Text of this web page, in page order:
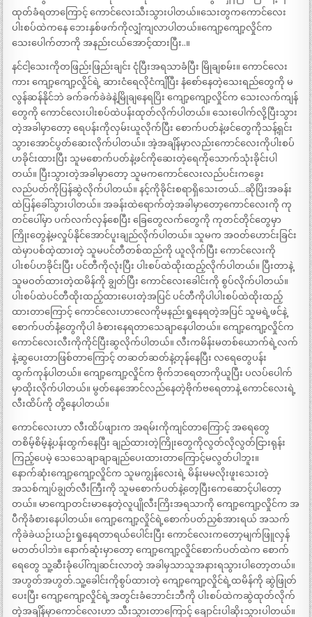
ထုတ်ခံရတာကြောင့် ကောင်လေးသီးသွားပါတယ်။သေးတွကကောင်လေး
ပါးစပ်ထဲကနေ ဘေးနှစ်ဖက်ကိုလျှံကျလာပါတယ်။ကျော့ကျော့လှိုင်က
သေးပေါက်တာကို အနည်းငယ်အောင့်ထားပြီး..။
နင်ငါ့သေးကိုတဖြည်းဖြည်းချင်း ငုံပြီးအရသာခံပြီး မြိုချစမ်း။ ကောင်လေး
ကား ကျော့ကျော့လှိုင်ရဲ့ ဆားငံရေလိုငံကျိပြီး နံစော်နေတဲ့သေးရည်တွေကို မ
လွန်ဆန်နိုင်ဘဲ ခက်ခက်ခဲခဲနဲ့မြိုချနေရပြိး ကျော့ကျော့လှိုင်က သေးလက်ကျန်
တွေကို ကောင်လေးပါးစပ်ထဲပန်းထုတ်လိုက်ပါတယ်။ သေးပေါက်လို့ပြီးသွား
တဲ့အခါမှာတော့ ရေပန်းကိုလှမ်းယူလိုက်ပြီး စောက်ပတ်နဲ့ဖင်တွေကိုသန့်ရှင်း
သွားအောင်ပွတ်ဆေးလိုက်ပါတယ်။ အဲ့အချိန်မှာလည်းကောင်လေးကိုပါးစပ်
ဟခိုင်းထားပြီး သူမစောက်ပတ်နဲ့ဖင်ကိုဆေးတဲ့ရေကိုသောက်သုံးခိုင်းပါ
တယ်။ ပြီးသွားတဲ့အခါမှာတော့ သူမကကောင်လေးလည်ပင်းကခွေး
လည်ပတ်ကိုပြန်ဆွဲလိုက်ပါတယ်။ နင့်ကိုခိုင်းစရာရှိသေးတယ်…ဆိုပြိးအခန်း
ထဲပြန်ခေါ်သွားပါတယ်။ အခန်းထဲရောက်တဲ့အခါမှာတော့ကောင်လေးကို ကု
တင်ပေါ်မှာ ပက်လက်လှန်စေပြီး ခြေတွေလက်တွေကို ကုတင်တိုင်တွေမှာ
ကြိုးတွေနဲ့မလှုပ်နိုင်အောင်ပူးချည်လိုက်ပါတယ်။ သူမက အဝတ်ဟောင်းခြင်း
ထဲမှာပစ်ထဲ့ထားတဲ့ သူမပင်တီတစ်ထည်ကို ယူလိုက်ပြီး ကောင်လေးကို
ပါးစပ်ဟခိုင်းပြီး ပင်တီကိုလုံးပြီး ပါးစပ်ထဲထိုးထည့်လိုက်ပါတယ်။ ပြီးတာနဲ့
သူမဝတ်ထားတဲ့ထမိန်ကို ချွတ်ပြီး ကောင်လေးခေါင်းကို စွပ်လိုက်ပါတယ်။
ပါးစပ်ထဲပင်တီထိုးထည့်ထားပေးတဲ့အပြင် ပင်တီကိုပါပါးစပ်ထဲထိုးထည့်
ထားတာကြောင့် ကောင်လေးဟာလေကိုမနည်းရှုနေရတဲ့အပြင် သူမရဲ့ဖင်နဲ့
စောက်ပတ်နံ့တွေကိုပါ ခံစားနေရတာသေချာနေပါတယ်။ ကျော့ကျော့လှိုင်က
ကောင်လေးလီးကိုကိုင်ပြီးဆွလိုက်ပါတယ်။ လီးကမိန်းမတစ်ယောက်ရဲ့လက်
နဲ့ဆွပေးတာဖြစ်တာကြောင့် တဆတ်ဆတ်နဲ့တုန်နေပြီး လရေတွေပန်း
ထွက်ကုန်ပါတယ်။ ကျော့ကျော့လှိုင်က ဗိုက်ဘရေတာကိုယူပြီး ပလပ်ပေါက်
မှာထိုးလိုက်ပါတယ်။ မွတ်နေအောင်လည်နေတဲ့ဗိုက်ဗရေတာနဲ့ ကောင်လေးရဲ့
လီးထိပ်ကို တို့နေပါတယ်။
ကောင်လေးဟာ လီးထိပ်ဖျားက အရမ်းကိုကျင်တာကြောင့် အရေတွေ
တစိမ့်စိမ့်နဲ့ပန်းထွက်နေပြီး ချည်ထားတဲ့ကြိုးတွေကိုလွတ်လိုလွတ်ငြားရုန်း
ကြည့်ပေမဲ့ သေသေချာချာချည်ပေးထားတာကြောင့်မလွတ်ပါဘူး။
နောက်ဆုံးကျော့ကျော့လှိုင်က သူမကျွန်လေးရဲ့ မိန်းမမလိုးဖူးသေးတဲ့
အသစ်ကျပ်ချွတ်လီးကြီးကို သူမစောက်ပတ်နဲ့တေ့ပြီးကေဆောင့်ပါတော့
တယ်။ မာကျောတင်းမာနေတဲ့လူပျိုလီးကြိးအရသာကို ကျော့ကျော့လှိုင်က အ
ပီကိုခံစားနေပါတယ်။ ကျော့ကျော့လှိုင်ရဲ့စောက်ပတ်ညှစ်အားရယ် အသက်
ကိုခဲခဲယဉ်းယဉ်းရှုနေရတာရယ်ပေါင်းပြီး ကောင်လေးကတော့မျက်ဖြူလှန်
မတတ်ပါဘဲ။ နောက်ဆုံးမှာတော့ ကျော့ကျော့လှိုင်စောက်ပတ်ထဲက စောက်
ရေတွေ သူ့ဆီးခုံပေါ်ကျဆင်းလာတဲ့ အခါမှသာသူအနားရသွားပါတော့တယ်။
အဟွတ်အဟွတ်.သူ့ခေါင်းကိုစွပ်ထားတဲ့ ကျော့ကျော့လှိုင်ရဲ့ထမိန်ကို ဆွဲဖြုတ်
ပေးပြီး ကျော့ကျော့လှိုင်ရဲ့အတွင်းခံဘောင်းဘီကို ပါးစပ်ထဲကဆွဲထုတ်လိုက်
တဲ့အချိန်မှာကောင်လေးဟာ သီးသွားတာကြောင့် ချောင်းပါဆိုးသွားပါတယ်။